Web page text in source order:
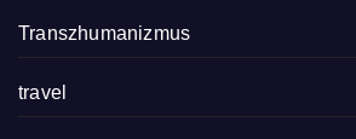
Transzhumanizmus
travel